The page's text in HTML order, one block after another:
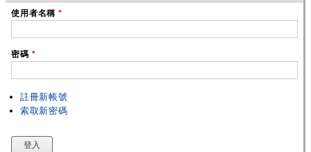
使用者名稱*
密碼 *
註冊新帳號
索取新密碼